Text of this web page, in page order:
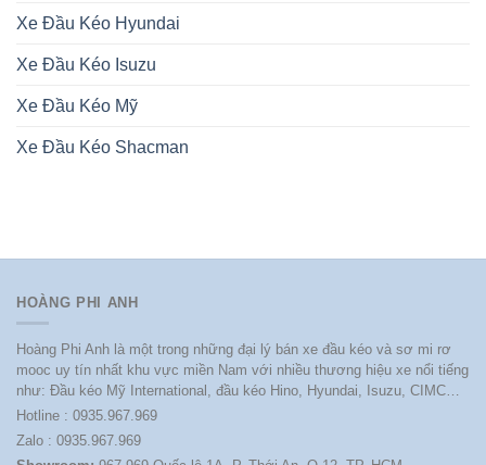
Xe Đầu Kéo Hyundai
Xe Đầu Kéo Isuzu
Xe Đầu Kéo Mỹ
Xe Đầu Kéo Shacman
HOÀNG PHI ANH
Hoàng Phi Anh là một trong những đại lý bán xe đầu kéo và sơ mi rơ
mooc uy tín nhất khu vực miền Nam với nhiều thương hiệu xe nổi tiếng
như: Đầu kéo Mỹ International, đầu kéo Hino, Hyundai, Isuzu, CIMC…
Hotline : 0935.967.969
Zalo : 0935.967.969